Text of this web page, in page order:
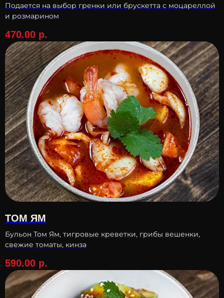
Подается на выбор гренки или брускетта с моцареллой
и розмарином
470.00 р.
ТОМ ЯМ
Бульон Том Ям, тигровые креветки, грибы вешенки,
свежие томаты, кинза
590.00 р.